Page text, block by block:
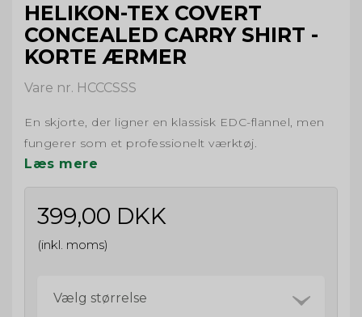
HELIKON-TEX COVERT
CONCEALED CARRY SHIRT -
KORTE ÆRMER
Vare nr. HCCCSSS
En skjorte, der ligner en klassisk EDC-flannel, men
fungerer som et professionelt værktøj.
Læs mere
399,00 DKK
(inkl. moms)
Vælg størrelse